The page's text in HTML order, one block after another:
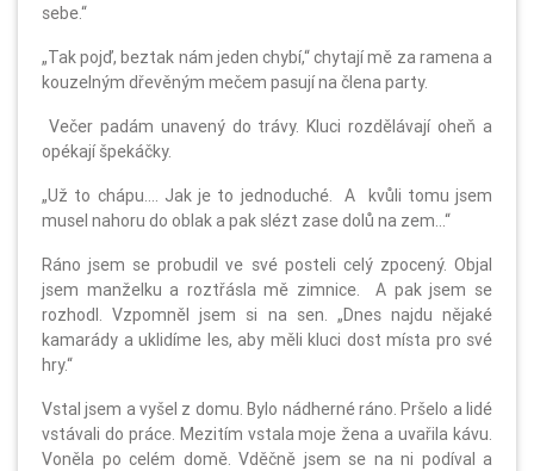
sebe.“
„Tak pojď, beztak nám jeden chybí,“ chytají mě za ramena a
kouzelným dřevěným mečem pasují na člena party.
Večer padám unavený do trávy. Kluci rozdělávají oheň a
opékají špekáčky.
„Už to chápu…. Jak je to jednoduché. A kvůli tomu jsem
musel nahoru do oblak a pak slézt zase dolů na zem...“
Ráno jsem se probudil ve své posteli celý zpocený. Objal
jsem manželku a roztřásla mě zimnice. A pak jsem se
rozhodl. Vzpomněl jsem si na sen. „Dnes najdu nějaké
kamarády a uklidíme les, aby měli kluci dost místa pro své
hry.“
Vstal jsem a vyšel z domu. Bylo nádherné ráno. Pršelo a lidé
vstávali do práce. Mezitím vstala moje žena a uvařila kávu.
Voněla po celém domě. Vděčně jsem se na ni podíval a